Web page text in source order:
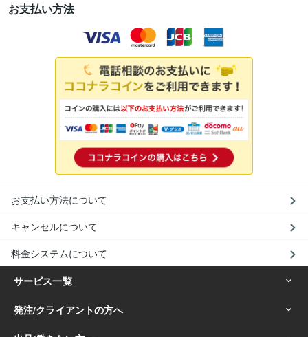
お支払い方法
お支払い方法について
キャンセルについて
料金システムについて